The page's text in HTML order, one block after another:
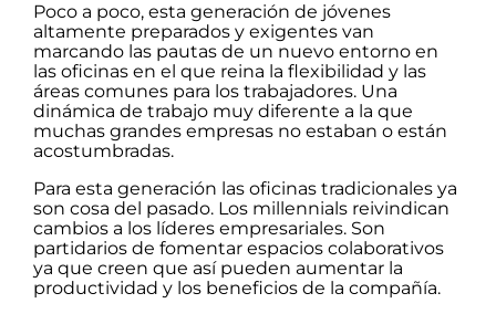
Poco a poco, esta generación de jóvenes
altamente preparados y exigentes van
marcando las pautas de un nuevo entorno en
las oficinas en el que reina la flexibilidad y las
áreas comunes para los trabajadores. Una
dinámica de trabajo muy diferente a la que
muchas grandes empresas no estaban o están
acostumbradas.
Para esta generación las oficinas tradicionales ya
son cosa del pasado. Los millennials reivindican
cambios a los líderes empresariales. Son
partidarios de fomentar espacios colaborativos
ya que creen que así pueden aumentar la
productividad y los beneficios de la compañía.